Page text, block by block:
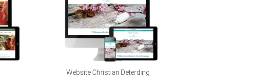
Website Christian Deterding